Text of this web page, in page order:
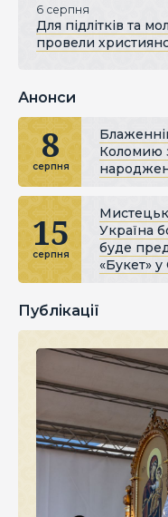
6 серпня
Для підлітків та
провели
Анонси
8
серпня
Коломию
15
серпня
Україна
буде
«Букет» у
Публікації